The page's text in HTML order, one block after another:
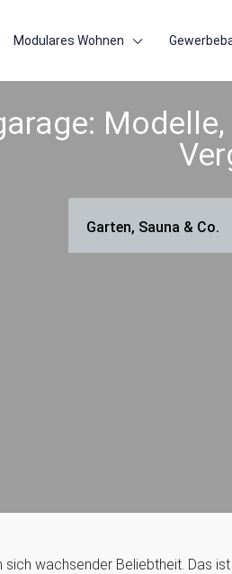
Modulares Wohnen
Garten, Sauna & Co.
sich wachsender Beliebtheit. Das